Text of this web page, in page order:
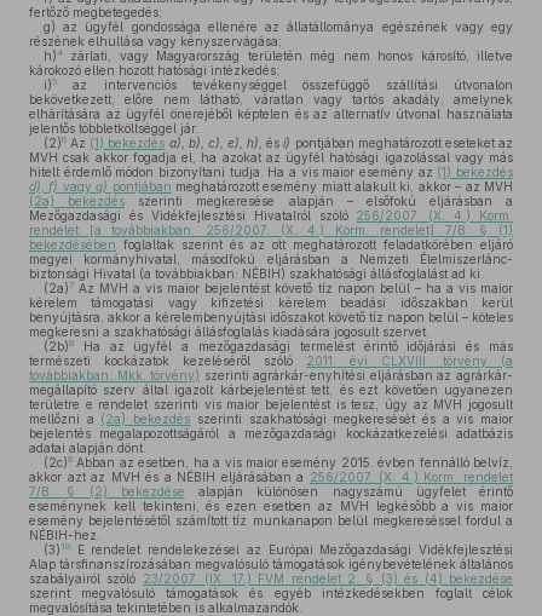
fertőző megbetegedés;
g) az ügyfél gondossága ellenére az állatállománya egészének vagy egy
részének elhullása vagy kényszervágása;
h)4
zárlati, vagy Magyarország területén még nem honos károsító, illetve
károkozó ellen hozott hatósági intézkedés;
i)5
az intervenciós tevékenységgel összefüggő szállítási útvonalon
bekövetkezett, előre nem látható, váratlan vagy tartós akadály, amelynek
elhárítására az ügyfél önerejéből képtelen és az alternatív útvonal használata
jelentős többletköltséggel jár.
(2)6 Az (1) bekezdés a), b), c), e), h), ési) pontjában meghatározott eseteket az
MVH csak akkor fogadja el, ha azokat az ügyfél hatósági igazolással vagy más
hitelt érdemlő módon bizonyítani tudja. Ha a vis maior esemény az (1) bekezdés
d), f) vagyg) pontjában meghatározott esemény miatt alakult ki, akkor – az MVH
(2a) bekezdés szerinti megkeresése alapján – elsőfokú eljárásban a
Mezőgazdasági és Vidékfejlesztési Hivatalról szóló 256/2007. (X. 4.) Korm.
rendelet [a továbbiakban: 256/2007. (X. 4.) Korm. rendelet] 7/B. § (1)
bekezdésében foglaltak szerint és az ott meghatározott feladatkörében eljáró
megyei kormányhivatal, másodfokú eljárásban a Nemzeti Élelmiszerlánc-
biztonsági Hivatal (a továbbiakban: NÉBIH) szakhatósági állásfoglalást ad ki.
(2a)7 Az MVH a vis maior bejelentést követő tíz napon belül – ha a vis maior
kérelem támogatási vagy kifizetési kérelem beadási időszakban kerül
benyújtásra, akkor a kérelembenyújtási időszakot követő tíz napon belül – köteles
megkeresni a szakhatósági állásfoglalás kiadására jogosult szervet.
(2b)8
Ha az ügyfél a mezőgazdasági termelést érintő időjárási és más
természeti kockázatok kezeléséről szóló 2011. évi CLXVIII. törvény (a
továbbiakban: Mkk. törvény) szerinti agrárkár-enyhítési eljárásban az agrárkár-
megállapító szerv által igazolt kárbejelentést tett, és ezt követően ugyanezen
területre e rendelet szerinti vis maior bejelentést is tesz, úgy az MVH jogosult
mellőzni a (2a) bekezdés szerinti szakhatósági megkeresését és a vis maior
bejelentés megalapozottságáról a mezőgazdasági kockázatkezelési adatbázis
adatai alapján dönt.
(2c)9 Abban az esetben, ha a vis maior esemény 2015. évben fennálló belvíz,
akkor azt az MVH és a NÉBIH eljárásában a 256/2007. (X. 4.) Korm. rendelet
7/B. § (2) bekezdése alapján különösen nagyszámú ügyfelet érintő
eseménynek kell tekinteni, és ezen esetben az MVH legkésőbb a vis maior
esemény bejelentésétől számított tíz munkanapon belül megkereséssel fordul a
NÉBIH-hez.
(3) 10
E rendelet rendelekezései az Európai Mezőgazdasági Vidékfejlesztési
Alap társfinanszírozásában megvalósuló támogatások igénybevételének általános
szabályairól szóló 23/2007. (IX. 17.) FVM rendelet 2. § (3) és (4) bekezdése
szerint megvalósuló támogatások és egyéb intézkedésekben foglalt célok
megvalósítása tekintetében is alkalmazandók.